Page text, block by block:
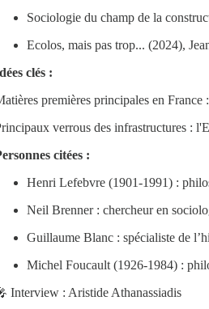
Sociologie du champ de la
Ecolos, mais pas trop... (2024),
clés :
premières principales en France
verrous des infrastructures :
citées :
Henri Lefebvre (1901-1991) :
Neil Brenner : chercheur en
Guillaume Blanc : spécialiste de
Michel Foucault (1926-1984) :
Interview : Aristide Athanassiadis